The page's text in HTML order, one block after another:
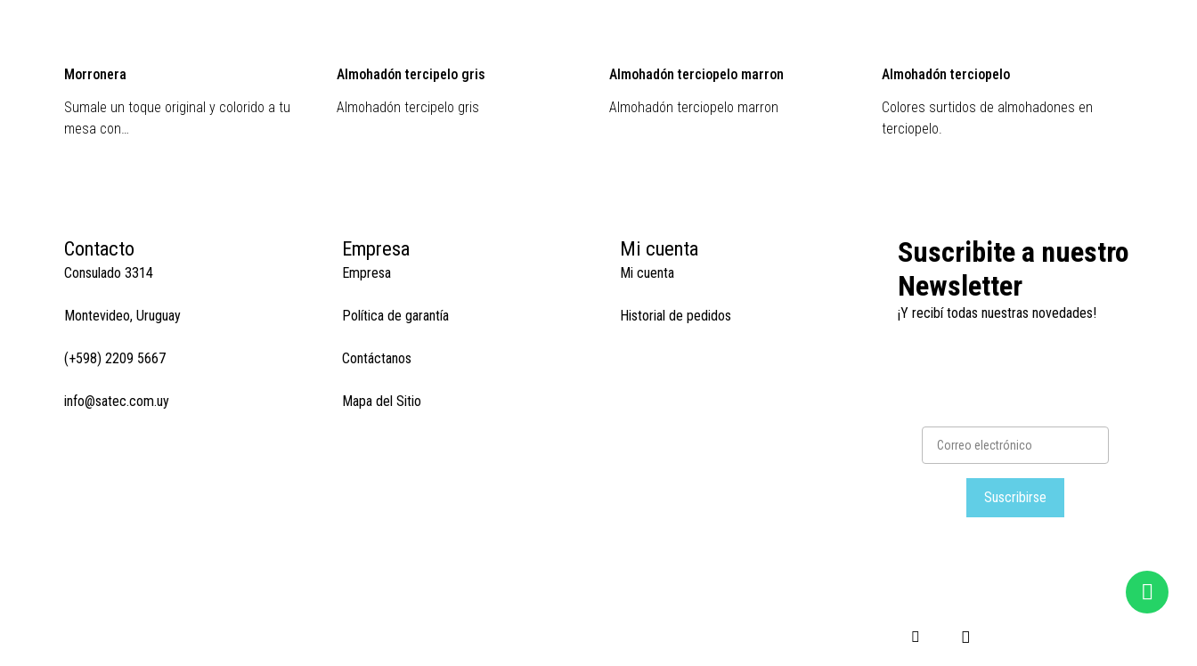
Morronera
Sumale un toque original y colorido a tu
mesa con…
Almohadón tercipelo gris
Almohadón tercipelo gris
Almohadón terciopelo marron
Almohadón terciopelo marron
Almohadón terciopelo
Colores surtidos de almohadones en
terciopelo.
Contacto
Consulado 3314
Montevideo, Uruguay
(+598) 2209 5667
info@satec.com.uy
Empresa
Empresa
Política de garantía
Contáctanos
Mapa del Sitio
Mi cuenta
Mi cuenta
Historial de pedidos
Suscribite a nuestro
Newsletter
¡Y recibí todas nuestras novedades!
Suscribirse